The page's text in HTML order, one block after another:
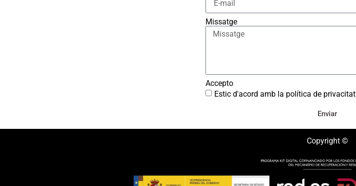
Missatge
Accepto
Estic d'acord amb la política de privacitat
Enviar
Copyright ©